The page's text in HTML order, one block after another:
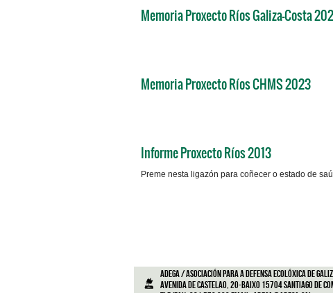
Memoria Proxecto Ríos Galiza-Costa
Memoria Proxecto Ríos CHMS 2023
Informe Proxecto Ríos 2013
Preme nesta ligazón para coñecer o estado de
ADEGA / Asociación para a defensa ecolóxica de
Avenida de Castelao, 20-Baixo 15704 Santiago de